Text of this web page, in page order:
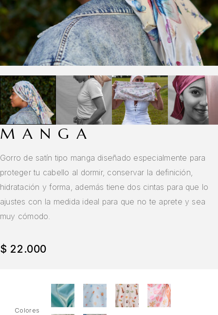
MANGA
Gorro de satín tipo manga diseñado especialmente para
proteger tu cabello al dormir, conservar la definición,
hidratación y forma, además tiene dos cintas para que lo
ajustes con la medida ideal para que no te aprete y sea
muy cómodo.
$ 22.000
Colores